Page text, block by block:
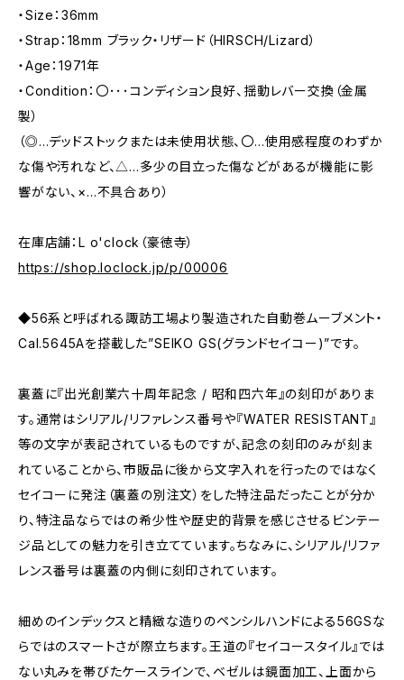
・Size：36mm
・Strap：18mm ブラック・リザード（HIRSCH/Lizard）
・Age：1971年
・Condition：〇･･･コンディション良好、揺動レバー交換（金属
製）
（◎…デッドストックまたは未使用状態、〇…使用感程度のわずか
な傷や汚れなど、△…多少の目立った傷などがあるが機能に影
響がない、×…不具合あり）
在庫店舗：L o'clock（豪徳寺）
https://shop.loclock.jp/p/00006
◆56系と呼ばれる諏訪工場より製造された自動巻ムーブメント・
Cal.5645Aを搭載した”SEIKO GS(グランドセイコー)”です。
裏蓋に『出光創業六十周年記念 / 昭和四六年』の刻印がありま
す。通常はシリアル/リファレンス番号や『WATER RESISTANT』
等の文字が表記されているものですが、記念の刻印のみが刻ま
れていることから、市販品に後から文字入れを行ったのではなく
セイコーに発注（裏蓋の別注文）をした特注品だったことが分か
り、特注品ならではの希少性や歴史的背景を感じさせるビンテー
ジ品としての魅力を引き立てています。ちなみに、シリアル/リファ
レンス番号は裏蓋の内側に刻印されています。
細めのインデックスと精緻な造りのペンシルハンドによる56GSな
らではのスマートさが際立ちます。王道の『セイコースタイル』では
ない丸みを帯びたケースラインで、ベゼルは鏡面加工、上面から